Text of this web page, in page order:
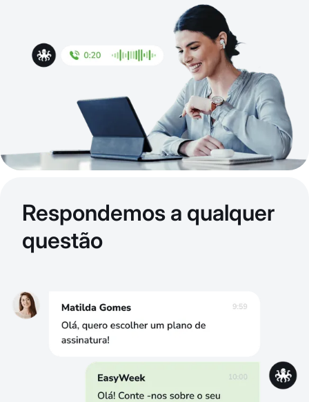
Respondemos a qualquer
questão